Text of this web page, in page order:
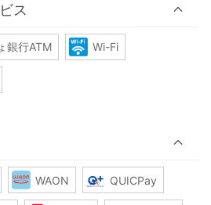
ス
銀行ATM Wi-Fi
WAON QUICPay